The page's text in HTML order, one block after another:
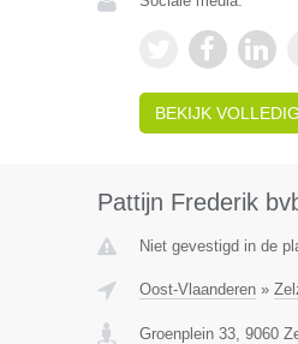
BEKIJK
Pattijn Frederik
Niet gevestigd in de
Oost-Vlaanderen»
Groenplein 33, 9060